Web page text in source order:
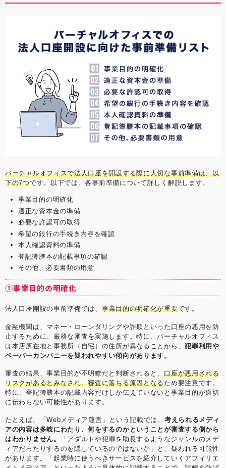
バーチャルオフィスで法人口座を開設する際に大切な事前準備は、以
下の7つです。以下では、各事前準備について詳しく解説します。
事業目的の明確化
適正な資本金の準備
必要な許認可の取得
希望の銀行の手続き内容を確認
本人確認資料の準備
登記簿謄本の記載事項の確認
その他、必要書類の用意
①事業目的の明確化
法人口座開設の事前準備では、 事業目的の明確化が重要です。
金融機関は、マネー・ローンダリングや詐欺といった口座の悪用を防
止するために、厳格な審査を実施します。特に、バーチャルオフィス
は本店所在地と事務所（自宅）の住所が異なることから、犯罪利用や
ペーパーカンパニーを疑われやすい傾向があります。
審査の結果、事業目的が不明瞭だと判断されると、口座が悪用される
リスクがあるとみなされ、審査に落ちる原因となるため要注意です。
特に、登記簿謄本の記載内容だけしか伝えていないと事業目的が適切
に伝わらない可能性があります。
たとえば、「Webメディア運営」という記載では、 考えられるメディ
アの内容は多岐にわたり、何をするのかということが審査する側から
はわかりません。
「アダルトや犯罪を助長するようなジャンルのメデ
ィアだったりするのを隠しているのではないか」と、疑われる可能性
があります。「起業時に使うべきサービスを紹介していくアフィリエ